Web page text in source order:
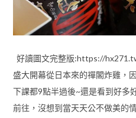
好讀圖文完整版:https://
盛大開幕從日本來的禪閣炸雞，
下課都9點半過後~還是看到好多
前往，沒想到當天天公不做美的